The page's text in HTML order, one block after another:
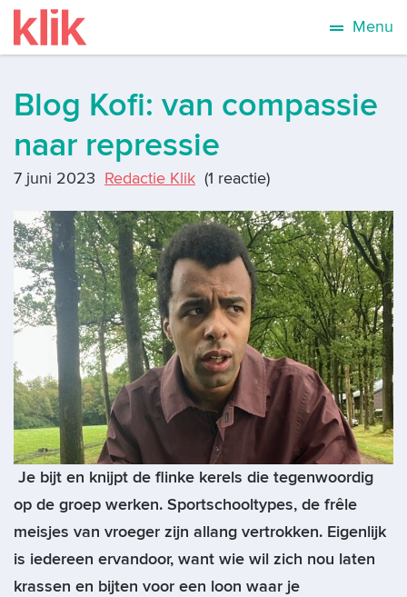
Menu
Blog Kofi: van compassie
naar repressie
7 juni 2023 Redactie Klik (1 reactie)
Je bijt en knijpt de flinke kerels die tegenwoordig
op de groep werken. Sportschooltypes, de frêle
meisjes van vroeger zijn allang vertrokken. Eigenlijk
is iedereen ervandoor, want wie wil zich nou laten
krassen en bijten voor een loon waar je